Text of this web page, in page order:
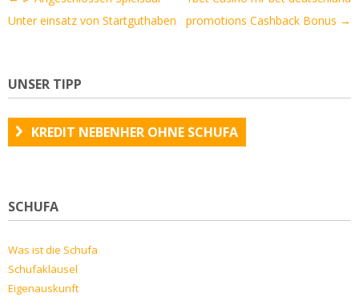
Navigation
Unter einsatz von Startguthaben
promotions Cashback Bonus →
UNSER TIPP
KREDIT NEBENHER OHNE SCHUFA
SCHUFA
Was ist die Schufa
Schufaklausel
Eigenauskunft